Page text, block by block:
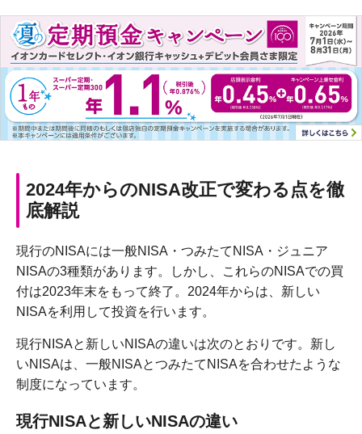
2024年からのNISA改正で変わる点を徹
底解説
現行のNISAには一般NISA・つみたてNISA・ジュニア
NISAの3種類があります。しかし、これらのNISAでの買
付は2023年末をもって終了。2024年からは、新しい
NISAを利用して投資を行います。
現行NISAと新しいNISAの違いは次のとおりです。新し
いNISAは、一般NISAとつみたてNISAを合わせたような
制度になっています。
現行NISAと新しいNISAの違い